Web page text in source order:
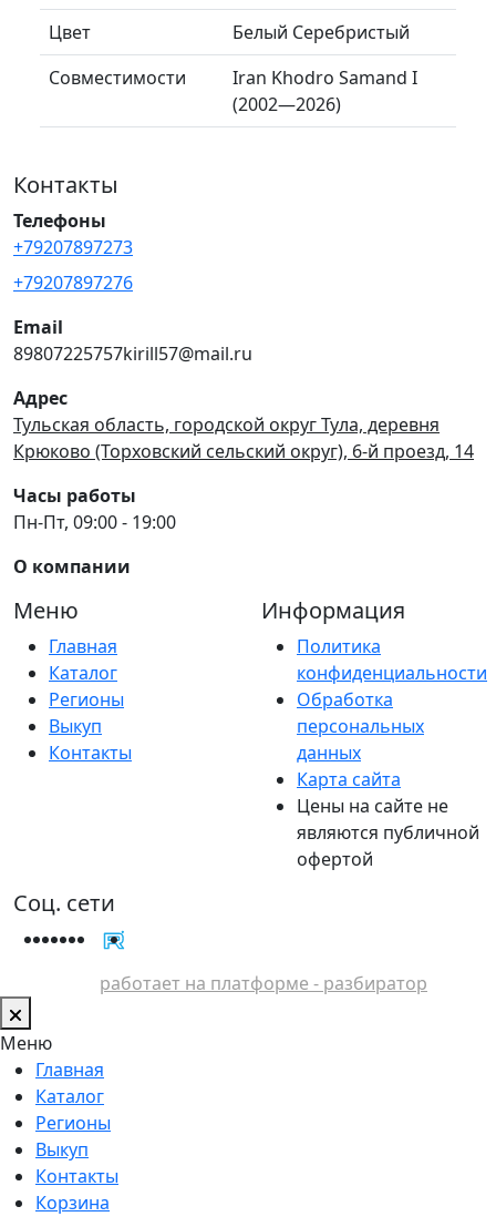
Цвет
Белый Серебристый
Совместимости
Iran Khodro Samand I
(2002—2026)
Контакты
Телефоны
+79207897273
+79207897276
Email
89807225757kirill57@mail.ru
Адрес
Тульская область, городской округ Тула, деревня
Крюково (Торховский сельский округ), 6-й проезд, 14
Часы работы
Пн-Пт, 09:00 - 19:00
О компании
Меню
Главная
Каталог
Регионы
Выкуп
Контакты
Информация
Политика
конфиденциальности
Обработка
персональных
данных
Карта сайта
Цены на сайте не
являются публичной
офертой
Соц. сети
работает на платформе - разбиратор
Меню
Главная
Каталог
Регионы
Выкуп
Контакты
Корзина